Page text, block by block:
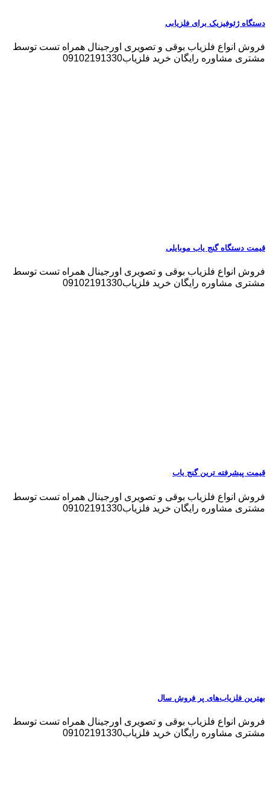
دستگاه ژئوفیزیک برای فلزیابی
فروش انواع فلزیاب بوقی و تصویری اورجینال همراه تست توسط
مشتری مشاوره رایگان خرید فلزیاب09102191330
قیمت دستگاه گنج یاب موبایلی
فروش انواع فلزیاب بوقی و تصویری اورجینال همراه تست توسط
مشتری مشاوره رایگان خرید فلزیاب09102191330
قیمت پیشرفته ترین گنج یاب
فروش انواع فلزیاب بوقی و تصویری اورجینال همراه تست توسط
مشتری مشاوره رایگان خرید فلزیاب09102191330
بهترین فلزیاب‌های پر فروش سال
فروش انواع فلزیاب بوقی و تصویری اورجینال همراه تست توسط
مشتری مشاوره رایگان خرید فلزیاب09102191330